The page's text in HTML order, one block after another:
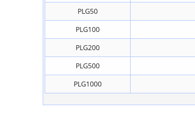
PLG50
PLG100
PLG200
PLG500
PLG1000